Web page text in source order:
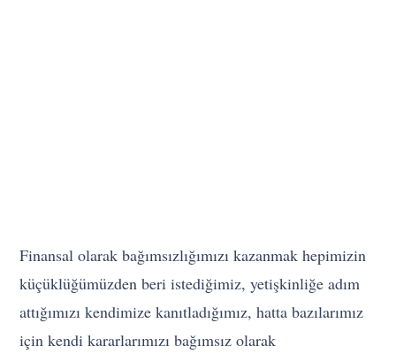
Finansal olarak bağımsızlığımızı kazanmak hepimizin
küçüklüğümüzden beri istediğimiz, yetişkinliğe adım
attığımızı kendimize kanıtladığımız, hatta bazılarımız
için kendi kararlarımızı bağımsız olarak